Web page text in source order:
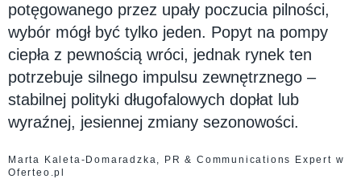
potęgowanego przez upały poczucia pilności,
wybór mógł być tylko jeden. Popyt na pompy
ciepła z pewnością wróci, jednak rynek ten
potrzebuje silnego impulsu zewnętrznego –
stabilnej polityki długofalowych dopłat lub
wyraźnej, jesiennej zmiany sezonowości.
Marta Kaleta-Domaradzka, PR & Communications Expert w
Oferteo.pl